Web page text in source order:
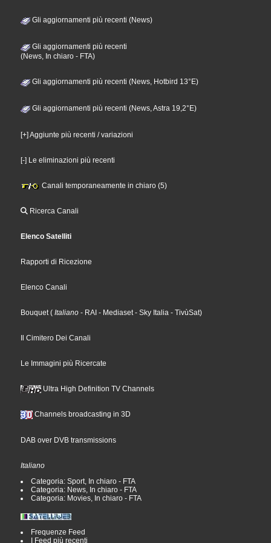
Gli aggiornamenti più recenti (News)
Gli aggiornamenti più recenti
(News, In chiaro - FTA)
Gli aggiornamenti più recenti (News, Hotbird 13°E)
Gli aggiornamenti più recenti (News, Astra 19,2°E)
[+] Aggiunte più recenti / variazioni
[-] Le eliminazioni più recenti
Canali temporaneamente in chiaro (5)
Ricerca Canali
Elenco Satelliti
Rapporti di Ricezione
Elenco Canali
Bouquet ( Italiano - RAI - Mediaset - Sky Italia - TivùSat)
Il Cimitero Dei Canali
Le Immagini più Ricercate
Ultra High Definition TV Channels
Channels broadcasting in 3D
DAB over DVB transmissions
Italiano
Categoria: Sport, In chiaro - FTA
Categoria: News, In chiaro - FTA
Categoria: Movies, In chiaro - FTA
Frequenze Feed
I Feed più recenti